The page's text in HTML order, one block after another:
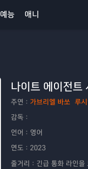
예능 애니
나이트 에이전트
주연： 가브리엘 바쏘 루
감독：
언어： 영어
연도： 2023
줄거리： 긴급 통화 라인을